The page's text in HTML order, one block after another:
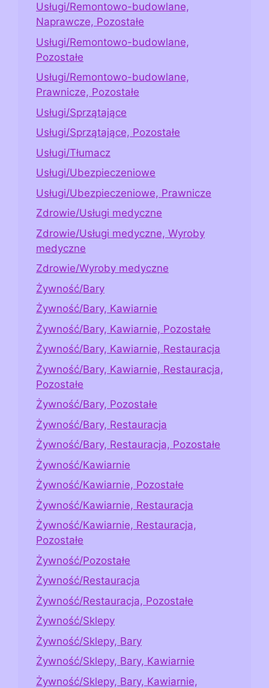
Usługi/Remontowo-budowlane,
Naprawcze, Pozostałe
Usługi/Remontowo-budowlane,
Pozostałe
Usługi/Remontowo-budowlane,
Prawnicze, Pozostałe
Usługi/Sprzątające
Usługi/Sprzątające, Pozostałe
Usługi/Tłumacz
Usługi/Ubezpieczeniowe
Usługi/Ubezpieczeniowe, Prawnicze
Zdrowie/Usługi medyczne
Zdrowie/Usługi medyczne, Wyroby
medyczne
Zdrowie/Wyroby medyczne
Żywność/Bary
Żywność/Bary, Kawiarnie
Żywność/Bary, Kawiarnie, Pozostałe
Żywność/Bary, Kawiarnie, Restauracja
Żywność/Bary, Kawiarnie, Restauracja,
Pozostałe
Żywność/Bary, Pozostałe
Żywność/Bary, Restauracja
Żywność/Bary, Restauracja, Pozostałe
Żywność/Kawiarnie
Żywność/Kawiarnie, Pozostałe
Żywność/Kawiarnie, Restauracja
Żywność/Kawiarnie, Restauracja,
Pozostałe
Żywność/Pozostałe
Żywność/Restauracja
Żywność/Restauracja, Pozostałe
Żywność/Sklepy
Żywność/Sklepy, Bary
Żywność/Sklepy, Bary, Kawiarnie
Żywność/Sklepy, Bary, Kawiarnie,